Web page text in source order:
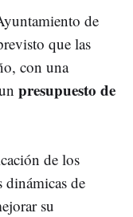
de
que las
con una
presupuesto de
de los
dinámicas de
su